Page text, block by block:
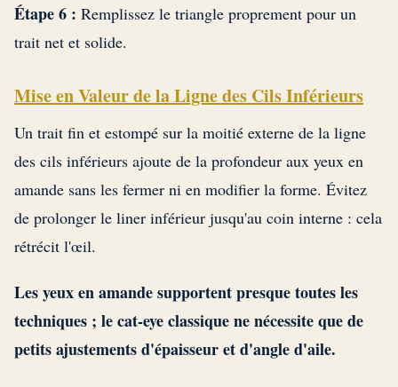
Étape 6 : Remplissez le triangle proprement pour un
trait net et solide.
Mise en Valeur de la Ligne des Cils Inférieurs
Un trait fin et estompé sur la moitié externe de la ligne
des cils inférieurs ajoute de la profondeur aux yeux en
amande sans les fermer ni en modifier la forme. Évitez
de prolonger le liner inférieur jusqu'au coin interne : cela
rétrécit l'œil.
Les yeux en amande supportent presque toutes les
techniques ; le cat-eye classique ne nécessite que de
petits ajustements d'épaisseur et d'angle d'aile.